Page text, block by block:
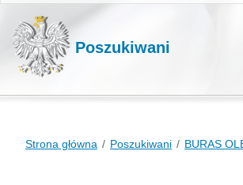
Poszukiwani
Strona główna Poszukiwani BURAS